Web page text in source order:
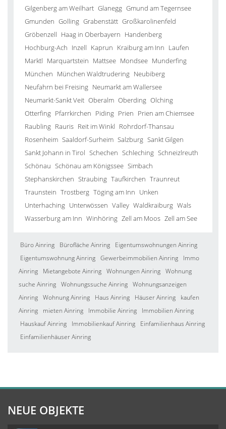
Gilgenberg am Weilhart Glanegg Gmund am Tegernsee
Gmunden Golling Grabenstätt Großkarolinenfeld
Gröbenzell Haag in Oberbayern Handenberg
Hochburg-Ach Inzell Kaprun Kraiburg am Inn Laufen
Marktl Marquartstein Mattsee Mondsee Munderfing
München München Waldtrudering Neubiberg
Neufahrn bei Freising Neumarkt am Wallersee
Neumarkt-Sankt Veit Oberalm Oberding Olching
Otterfing Pfarrkirchen Piding Prien Prien am Chiemsee
Raubling Rauris Reit im Winkl Rohrdorf-Thansau
Rosenheim Saaldorf-Surheim Salzburg Sankt Gilgen
Sankt Johann in Tirol Schechen Schleching Schneizlreuth
Schönau Schönau am Königssee Simbach
Stephanskirchen Straubing Taufkirchen Traunreut
Traunstein Trostberg Töging am Inn Unken
Unterhaching Unterwössen Valley Waldkraiburg Wals
Wasserburg am Inn Winhöring Zell am Moos Zell am See
Büro Ainring Bürofläche Ainring
Eigentumswohnungen Ainring
Eigentumswohnung Ainring Gewerbeimmobilien Ainring
Immo
Ainring
Mietangebote Ainring Wohnungen Ainring Wohnung
suche Ainring Wohnungssuche Ainring Wohnungsanzeigen
Ainring Wohnung Ainring Haus Ainring Häuser Ainring
kaufen
Ainring
mieten Ainring Immobilie Ainring
Immobilien Ainring
Hauskauf Ainring
Immobilienkauf Ainring
Einfamilienhaus Ainring
Einfamilienhäuser Ainring
NEUE OBJEKTE